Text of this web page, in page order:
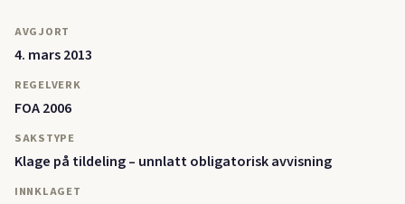
AVGJORT
4. mars 2013
REGELVERK
FOA 2006
SAKSTYPE
Klage på tildeling – unnlatt obligatorisk avvisning
INNKLAGET